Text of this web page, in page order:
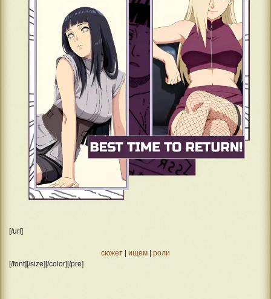
[/url]
сюжет ищем
роли
[/font][/size][/color][/pre]